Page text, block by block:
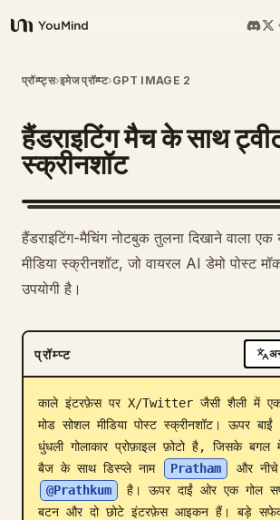
YouMind
अवलोकन
उपयोग के मामले
कौशल
प्रॉम्प्ट
डाउनलोड
ब्लॉग
अपडेट
प्रॉम्प्ट्स›इमेज प्रॉम्प्ट›GPT IMAGE 2
हैंडराइटिंग मैच के साथ
स्क्रीनशॉट
हैंडराइटिंग-मैचिंग नोटबुक तुलना दिखाने वाला एक
मीडिया स्क्रीनशॉट, जो वायरल AI डेमो पोस्ट
उपयोगी है।
प्रॉम्प्ट
काले इंटरफ़ेस पर X/Twitter जैसी शैली में एक
मोड सोशल मीडिया पोस्ट स्क्रीनशॉट। ऊपर
धुंधली गोलाकार प्रोफ़ाइल फ़ोटो है, जिसके बगल
बैज के साथ डिस्प्ले नाम
Pratham
और
@Prathkum
है। ऊपर दाईं ओर एक गोल
बटन और दो छोटे इंटरफ़ेस आइकन हैं। बड़े